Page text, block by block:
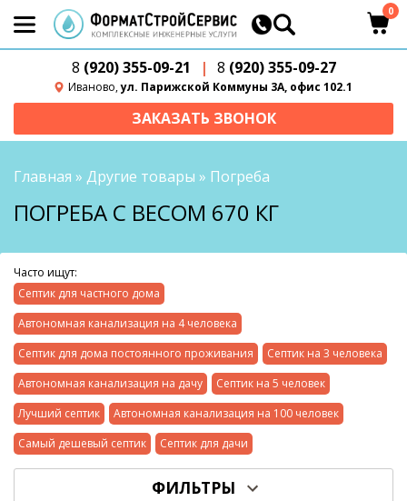
8 (920) 355-09-21 | 8 (920) 355-09-27
Иваново,ул. Парижской Коммуны 3А, офис 102.1
0
ЗАКАЗАТЬ ЗВОНОК
Главная » Другие товары » Погреба
ПОГРЕБА С ВЕСОМ 670 КГ
Часто ищут:
Септик для частного дома
Автономная канализация на 4 человека
Септик для дома постоянного проживания
Септик на 3 человека
Автономная канализация на дачу
Септик на 5 человек
Лучший септик
Автономная канализация на 100 человек
Самый дешевый септик
Септик для дачи
ФИЛЬТРЫ